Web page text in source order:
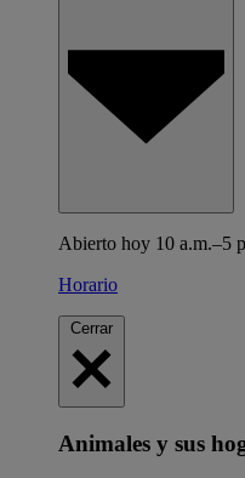
Abierto hoy 10 a.m.–5
Horario
Cerrar
Animales y sus